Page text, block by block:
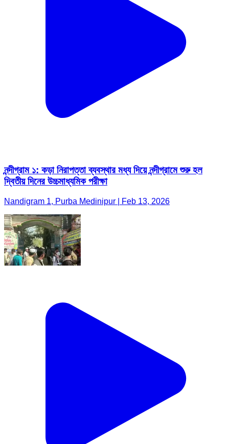
নন্দীগ্রাম ১: কড়া নিরাপত্তা ব্যবস্থার মধ্য দিয়ে নন্দীগ্রামে শুরু হল
দ্বিতীয় দিনের উচ্চমাধ্যমিক পরীক্ষা
Nandigram 1, Purba Medinipur | Feb 13, 2026